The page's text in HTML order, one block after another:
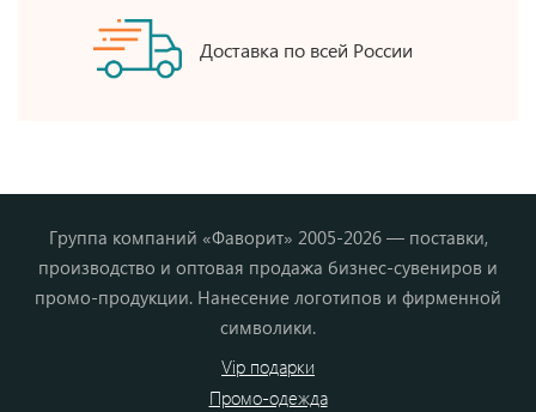
Доставка по всей России
Группа компаний «Фаворит» 2005-2026 — поставки,
производство и оптовая продажа бизнес-сувениров и
промо-продукции. Нанесение логотипов и фирменной
символики.
Vip подарки
Промо-одежда